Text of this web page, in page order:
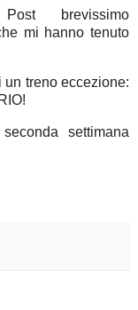
Post brevissimo
mi hanno tenuto
un treno eccezione:
settimana